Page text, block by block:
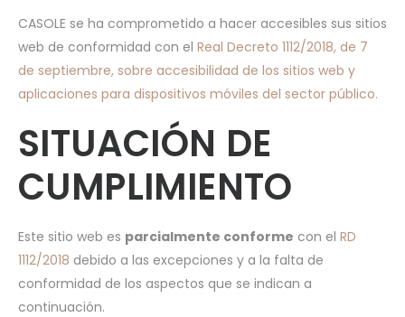
CASOLE se ha comprometido a hacer accesibles sus sitios
web de conformidad con el Real Decreto 1112/2018, de 7
de septiembre, sobre accesibilidad de los sitios web y
aplicaciones para dispositivos móviles del sector público.
SITUACIÓN DE
CUMPLIMIENTO
Este sitio web es parcialmente conforme con el RD
1112/2018 debido a las excepciones y a la falta de
conformidad de los aspectos que se indican a
continuación.